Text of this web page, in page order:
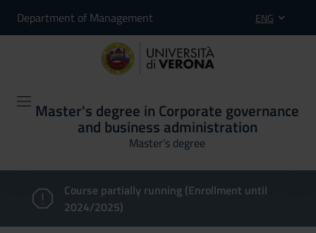
Department of Management ENG
Master's degree in Corporate governance
and business administration
Master’s degree
Course partially running (Enrollment until
2024/2025)